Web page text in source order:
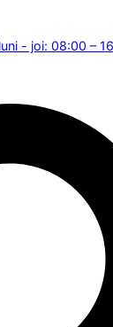
- joi: 08:00 –